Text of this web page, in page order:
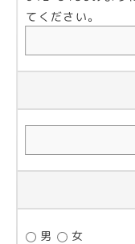
てください。
男 女